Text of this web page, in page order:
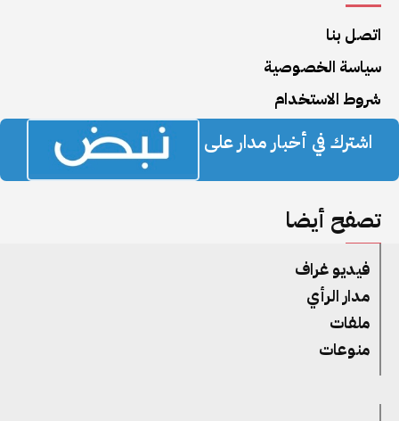
اتصل بنا
سياسة الخصوصية
شروط الاستخدام
اشترك في أخبار مدار على
تصفح أيضا
فيديو غراف
مدار الرأي
ملفات
منوعات